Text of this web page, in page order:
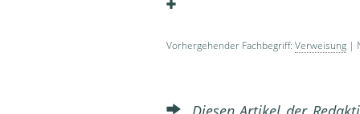
Vorhergehender Fachbegriff: Verweisung |